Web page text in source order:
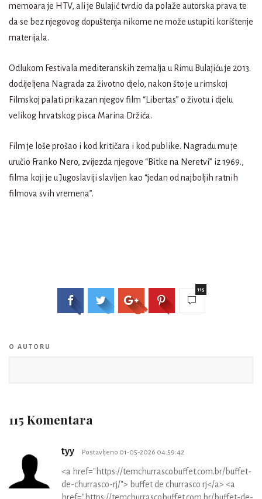
memoara je HTV, ali je Bulajić tvrdio da polaže autorska prava te
da se bez njegovog dopuštenja nikome ne može ustupiti korištenje
materijala.
Odlukom Festivala mediteranskih zemalja u Rimu Bulajiću je 2013.
dodijeljena Nagrada za životno djelo, nakon što je u rimskoj
Filmskoj palati prikazan njegov film “Libertas” o životu i djelu
velikog hrvatskog pisca Marina Držića.
Film je loše prošao i kod kritičara i kod publike. Nagradu mu je
uručio Franko Nero, zvijezda njegove “Bitke na Neretvi” iz 1969.,
filma koji je u Jugoslaviji slavljen kao “jedan od najboljih ratnih
filmova svih vremena”.
115
O AUTORU
115 Komentara
tyy Postavljeno 01-05-2026 04:59:42
<a href="https://temchurrascobuffet.com.br/buffet-
de-churrasco-rj/"> buffet de churrasco rj</a> <a